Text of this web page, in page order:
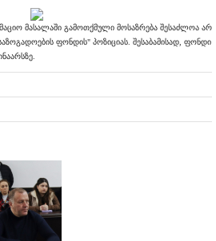
მასალაში გამოთქმული მოსაზრება შესაძლოა არ
ფონდის" პოზიციას. შესაბამისად, ფონდი